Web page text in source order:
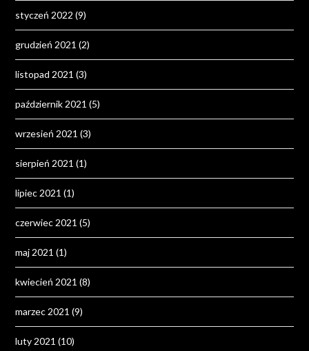
styczeń 2022 (9)
grudzień 2021 (2)
listopad 2021 (3)
październik 2021 (5)
wrzesień 2021 (3)
sierpień 2021 (1)
lipiec 2021 (1)
czerwiec 2021 (5)
maj 2021 (1)
kwiecień 2021 (8)
marzec 2021 (9)
luty 2021 (10)